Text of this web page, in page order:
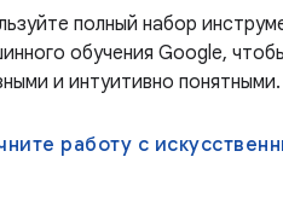
полный набор
обучения Google,
и интуитивно понятными.
работу с